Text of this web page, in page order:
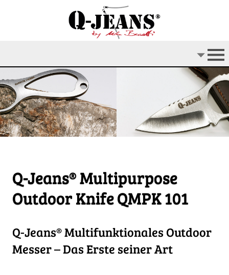
Q-Jeans® Multipurpose
Outdoor Knife QMPK 101
Q-Jeans® Multifunktionales Outdoor
Messer – Das Erste seiner Art